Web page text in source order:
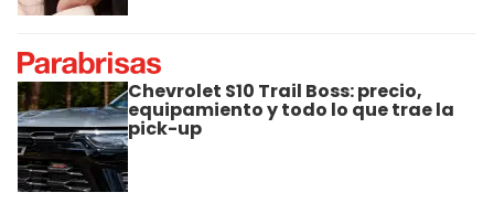
Chevrolet S10 Trail Boss: precio,
equipamiento y todo lo que trae la
pick-up